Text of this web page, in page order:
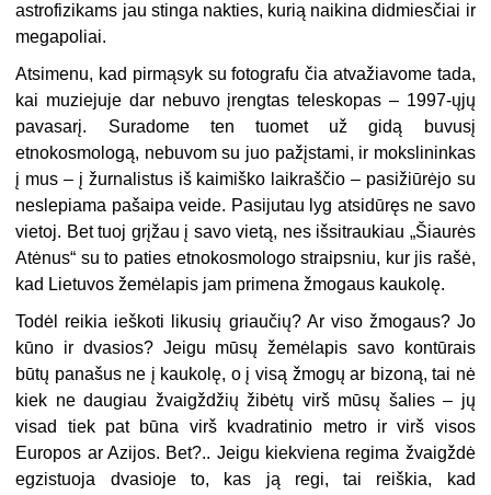
astrofizikams jau stinga nakties, kurią naikina didmiesčiai ir
megapoliai.
Atsimenu, kad pirmąsyk su fotografu čia atvažiavome tada,
kai muziejuje dar nebuvo įrengtas teleskopas – 1997-ųjų
pavasarį. Suradome ten tuomet už gidą buvusį
etnokosmologą, nebuvom su juo pažįstami, ir mokslininkas
į mus – į žurnalistus iš kaimiško laikraščio – pasižiūrėjo su
neslepiama pašaipa veide. Pasijutau lyg atsidūręs ne savo
vietoj. Bet tuoj grįžau į savo vietą, nes išsitraukiau „Šiaurės
Atėnus“ su to paties etnokosmologo straipsniu, kur jis rašė,
kad Lietuvos žemėlapis jam primena žmogaus kaukolę.
Todėl reikia ieškoti likusių griaučių? Ar viso žmogaus? Jo
kūno ir dvasios? Jeigu mūsų žemėlapis savo kontūrais
būtų panašus ne į kaukolę, o į visą žmogų ar bizoną, tai nė
kiek ne daugiau žvaigždžių žibėtų virš mūsų šalies – jų
visad tiek pat būna virš kvadratinio metro ir virš visos
Europos ar Azijos. Bet?.. Jeigu kiekviena regima žvaigždė
egzistuoja dvasioje to, kas ją regi, tai reiškia, kad